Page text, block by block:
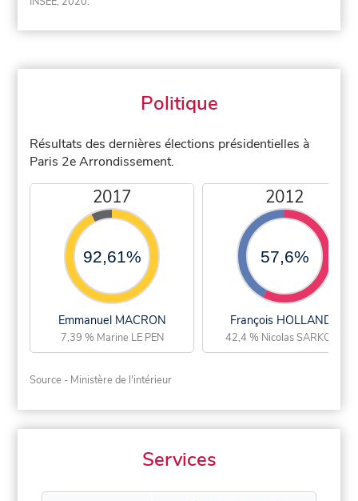
Politique
Résultats des dernières élections présidentielles à
Paris 2e Arrondissement.
2017
92,61%
Emmanuel MACRON
7,39 % Marine LE PEN
2012
57,6%
François HOLLANDE
42,4 % Nicolas SARKOZY
Source - Ministère de l'intérieur
Services